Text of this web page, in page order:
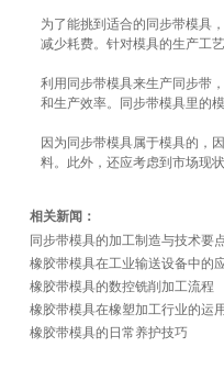
为了能挑到适合的同步带模具
减少耗费。针对模具的生产工
利用同步带模具来生产同步带
和生产效率。同步带模具里的
因为同步带模具属于模具的，
料。此外，还应考虑到市场现
相关新闻：
同步带模具的加工制造与技术要
橡胶带模具在工业输送设备中的
橡胶带模具的数控铣削加工流程
橡胶带模具在橡塑加工行业的运
橡胶带模具的日常养护技巧